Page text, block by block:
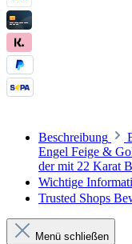
Beschreibung
Engel Feige &
der mit 22 Karat
Wichtige
Trusted Shops
Menü schließen